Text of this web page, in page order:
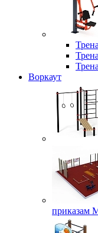
Воркаут
приказам